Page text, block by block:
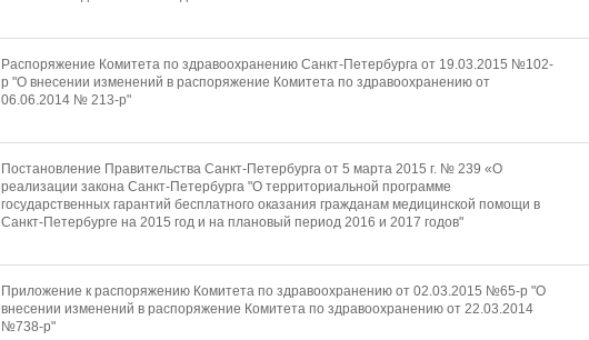
Распоряжение Комитета по здравоохранению Санкт-Петербурга от 19.03.2015 №102-
р "О внесении изменений в распоряжение Комитета по здравоохранению от
06.06.2014 № 213-р"
Постановление Правительства Санкт-Петербурга от 5 марта 2015 г. № 239 «О
реализации закона Санкт-Петербурга "О территориальной программе
государственных гарантий бесплатного оказания гражданам медицинской помощи в
Санкт-Петербурге на 2015 год и на плановый период 2016 и 2017 годов"
Приложение к распоряжению Комитета по здравоохранению от 02.03.2015 №65-р "О
внесении изменений в распоряжение Комитета по здравоохранению от 22.03.2014
№738-р"